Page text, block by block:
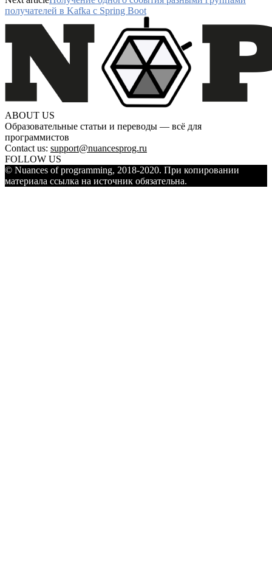
получателей в Kafka с Spring Boot
ABOUT US
Образовательные статьи и переводы — всё для
программистов
Contact us: support@nuancesprog.ru
FOLLOW US
© Nuances of programming, 2018-2020. При копировании
материала ссылка на источник обязательна.